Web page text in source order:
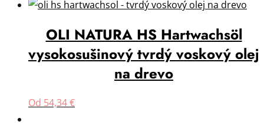
OLI NATURA HS Hartwachsöl
vysokosušinový tvrdý voskový olej
na drevo
Od 54,34€